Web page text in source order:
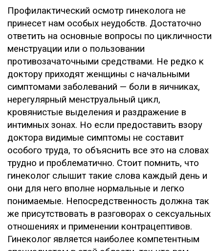
Профилактический осмотр гинеколога не
принесет нам особых неудобств. Достаточно
ответить на основные вопросы по цикличности
менструации или о пользовании
противозачаточными средствами. Не редко к
доктору приходят женщины с начальными
симптомами заболеваний — боли в яичниках,
нерегулярный менструальный цикл,
кровянистые выделения и раздражение в
интимных зонах. Но если предоставить взору
доктора видимые симптомы не составит
особого труда, то объяснить все это на словах
трудно и проблематично. Стоит помнить, что
гинеколог слышит такие слова каждый день и
они для него вполне нормальные и легко
понимаемые. Непосредственность должна так
же присутствовать в разговорах о сексуальных
отношениях и применении контрацептивов.
Гинеколог является наиболее компетентным